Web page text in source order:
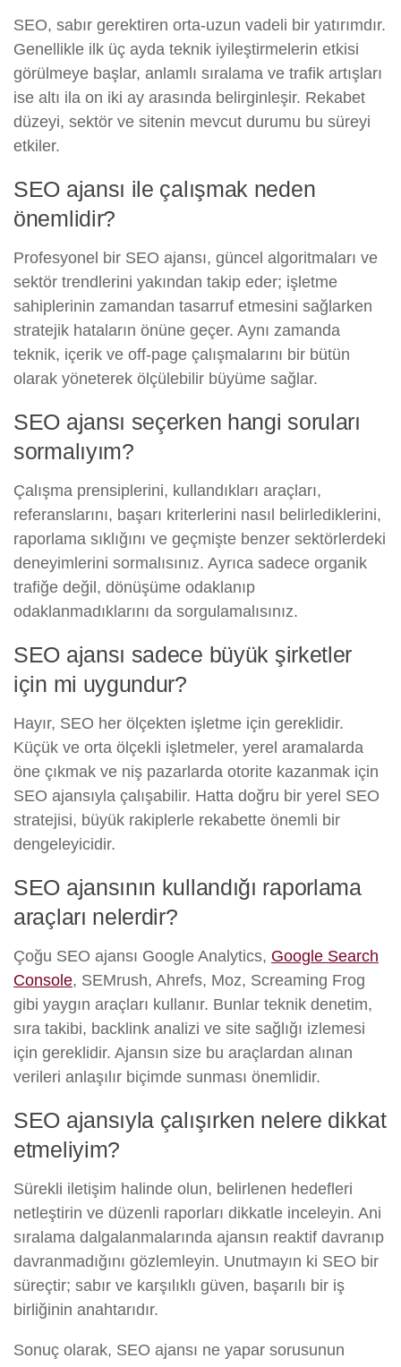
SEO, sabır gerektiren orta-uzun vadeli bir yatırımdır.
Genellikle ilk üç ayda teknik iyileştirmelerin etkisi
görülmeye başlar, anlamlı sıralama ve trafik artışları
ise altı ila on iki ay arasında belirginleşir. Rekabet
düzeyi, sektör ve sitenin mevcut durumu bu süreyi
etkiler.
SEO ajansı ile çalışmak neden
önemlidir?
Profesyonel bir SEO ajansı, güncel algoritmaları ve
sektör trendlerini yakından takip eder; işletme
sahiplerinin zamandan tasarruf etmesini sağlarken
stratejik hataların önüne geçer. Aynı zamanda
teknik, içerik ve off-page çalışmalarını bir bütün
olarak yöneterek ölçülebilir büyüme sağlar.
SEO ajansı seçerken hangi soruları
sormalıyım?
Çalışma prensiplerini, kullandıkları araçları,
referanslarını, başarı kriterlerini nasıl belirlediklerini,
raporlama sıklığını ve geçmişte benzer sektörlerdeki
deneyimlerini sormalısınız. Ayrıca sadece organik
trafiğe değil, dönüşüme odaklanıp
odaklanmadıklarını da sorgulamalısınız.
SEO ajansı sadece büyük şirketler
için mi uygundur?
Hayır, SEO her ölçekten işletme için gereklidir.
Küçük ve orta ölçekli işletmeler, yerel aramalarda
öne çıkmak ve niş pazarlarda otorite kazanmak için
SEO ajansıyla çalışabilir. Hatta doğru bir yerel SEO
stratejisi, büyük rakiplerle rekabette önemli bir
dengeleyicidir.
SEO ajansının kullandığı raporlama
araçları nelerdir?
Çoğu SEO ajansı Google Analytics, Google Search
Console, SEMrush, Ahrefs, Moz, Screaming Frog
gibi yaygın araçları kullanır. Bunlar teknik denetim,
sıra takibi, backlink analizi ve site sağlığı izlemesi
için gereklidir. Ajansın size bu araçlardan alınan
verileri anlaşılır biçimde sunması önemlidir.
SEO ajansıyla çalışırken nelere dikkat
etmeliyim?
Sürekli iletişim halinde olun, belirlenen hedefleri
netleştirin ve düzenli raporları dikkatle inceleyin. Ani
sıralama dalgalanmalarında ajansın reaktif davranıp
davranmadığını gözlemleyin. Unutmayın ki SEO bir
süreçtir; sabır ve karşılıklı güven, başarılı bir iş
birliğinin anahtarıdır.
Sonuç olarak, SEO ajansı ne yapar sorusunun